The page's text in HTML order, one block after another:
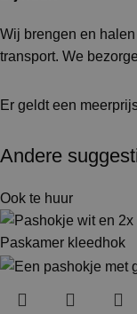
Wij brengen en
transport. We
Er geldt een
Andere
Ook te huur